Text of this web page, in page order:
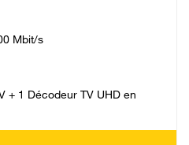
Mbit/s
+ 1 Décodeur TV UHD en